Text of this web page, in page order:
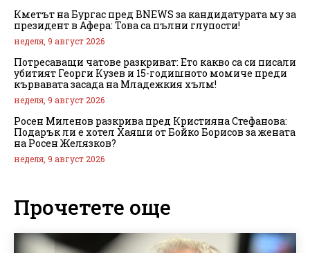
Кметът на Бургас пред BNEWS за кандидатурата му за
президент в Афера: Това са пълни глупости!
неделя, 9 август 2026
Потресаващи чатове разкриват: Ето какво са си писали
убитият Георги Кузев и 15-годишното момиче преди
кървавата засада на Младежкия хълм!
неделя, 9 август 2026
Росен Миленов разкрива пред Кристияна Стефанова:
Подарък ли е хотел Хаяши от Бойко Борисов за жената
на Росен Желязков?
неделя, 9 август 2026
Прочетете още